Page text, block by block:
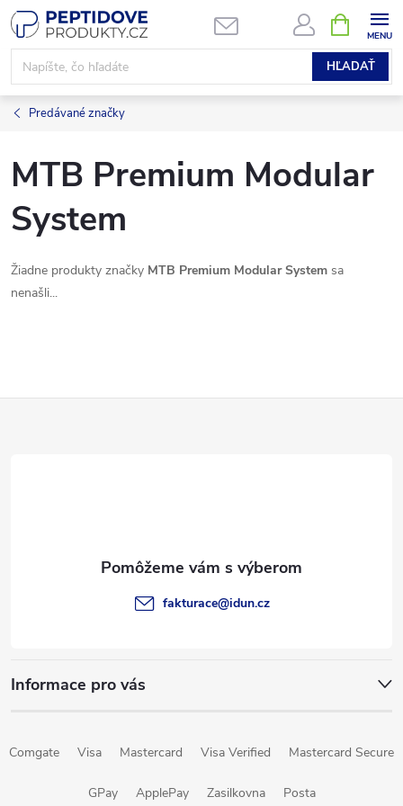
Prejsť
na
obsah
HĽADAŤ
KOŠÍK
Predávané značky
MTB Premium Modular
System
Žiadne produkty značky MTB Premium Modular System sa
nenašli...
eInformace pro vás
fakturace@idun.cz
Comgate Visa Mastercard Visa Verified Mastercard Secure
GPay ApplePay Zasilkovna Posta